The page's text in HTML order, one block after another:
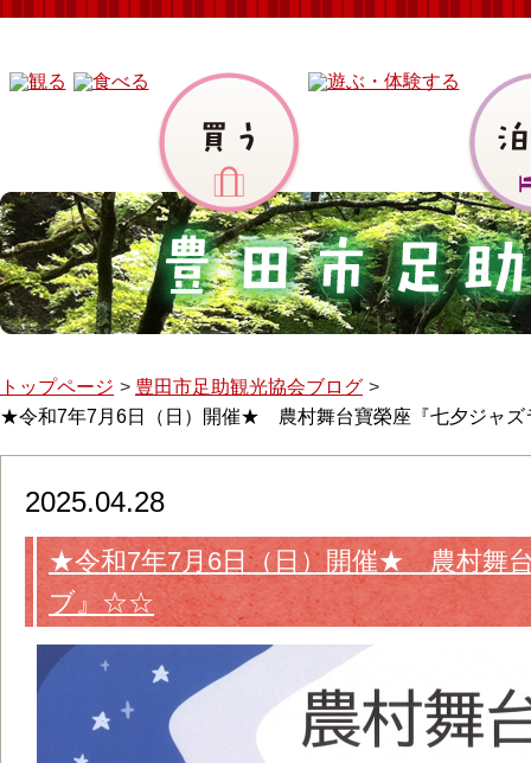
トップページ
豊田市足助観光協会ブログ
★令和7年7月6日（日）開催★ 農村舞台寶榮座『七夕ジャ
2025.04.28
★令和7年7月6日（日）開催★ 農村舞
ブ』☆☆